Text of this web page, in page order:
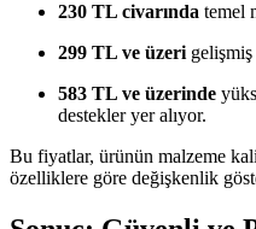
230 TL civarında temel
299 TL ve üzeri gelişmiş
583 TL ve üzerinde
destekler yer alıyor.
Bu fiyatlar, ürünün malzeme
özelliklere göre değişkenlik